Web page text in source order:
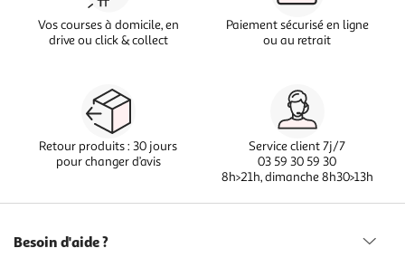
Vos courses à domicile, en
drive ou click & collect
Paiement sécurisé en ligne
ou au retrait
Retour produits : 30 jours
pour changer d’avis
Service client 7j/7
03 59 30 59 30
8h>21h, dimanche 8h30>13h
Besoin d'aide ?